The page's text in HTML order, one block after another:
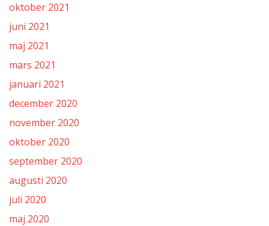
oktober 2021
juni 2021
maj 2021
mars 2021
januari 2021
december 2020
november 2020
oktober 2020
september 2020
augusti 2020
juli 2020
maj 2020